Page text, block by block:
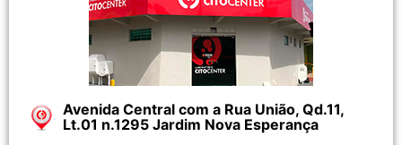
Avenida Central com a Rua União, Qd.11,
Lt.01 n.1295 Jardim Nova Esperança